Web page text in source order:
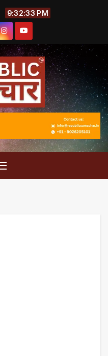
9:32:34 PM